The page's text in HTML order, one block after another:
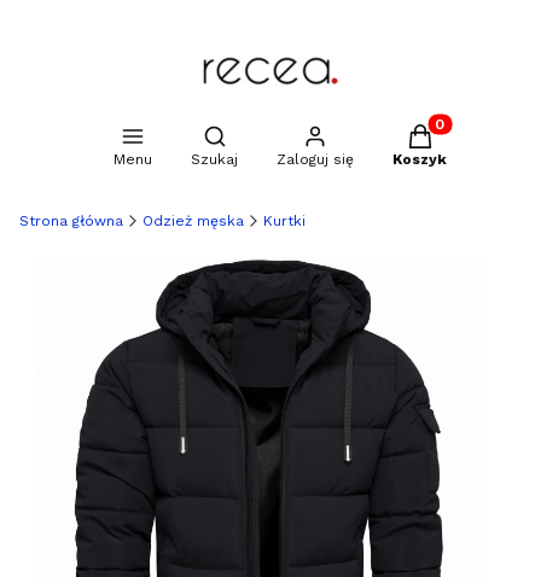
Menu
Otwórz wyszukiwarkę
Szukaj Zaloguj się
Produkty w
Koszyk
Strona główna Odzież męska Kurtki